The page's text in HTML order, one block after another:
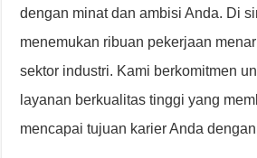
dengan minat dan ambisi Anda. Di
menemukan ribuan pekerjaan
sektor industri. Kami berkomitmen
layanan berkualitas tinggi yang
mencapai tujuan karier Anda